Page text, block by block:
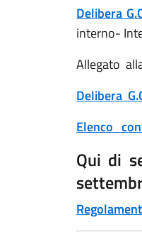
Delibera
interno-
Allegato
Delibera
Elenco
Qui di